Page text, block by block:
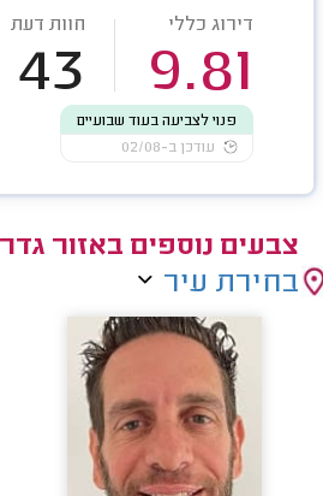
דירוג כללי
9.81
חוות דעת
43
פנוי לצביעה בעוד שבועיים
עודכן ב-02/08
צבעים נוספים באזור
בחירת עיר